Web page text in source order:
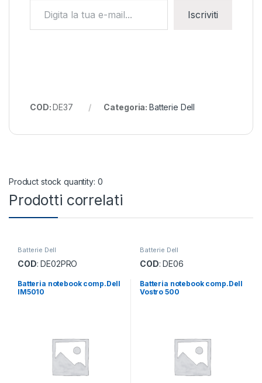
Iscriviti
COD:DE37 Categoria: Batterie Dell
Product stock quantity: 0
Prodotti correlati
Batterie Dell
COD: DE02PRO
Batteria notebook comp.Dell
IM5010
Batterie Dell
COD: DE06
Batteria notebook comp.Dell
Vostro 500